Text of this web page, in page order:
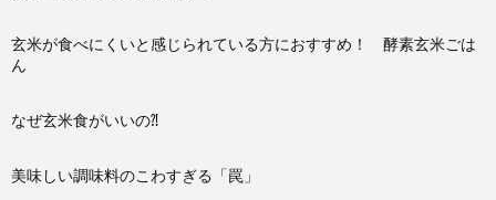
玄米が食べにくいと感じられている方におすすめ！ 酵素玄米ごは
ん
なぜ玄米食がいいの⁈
美味しい調味料のこわすぎる「罠」